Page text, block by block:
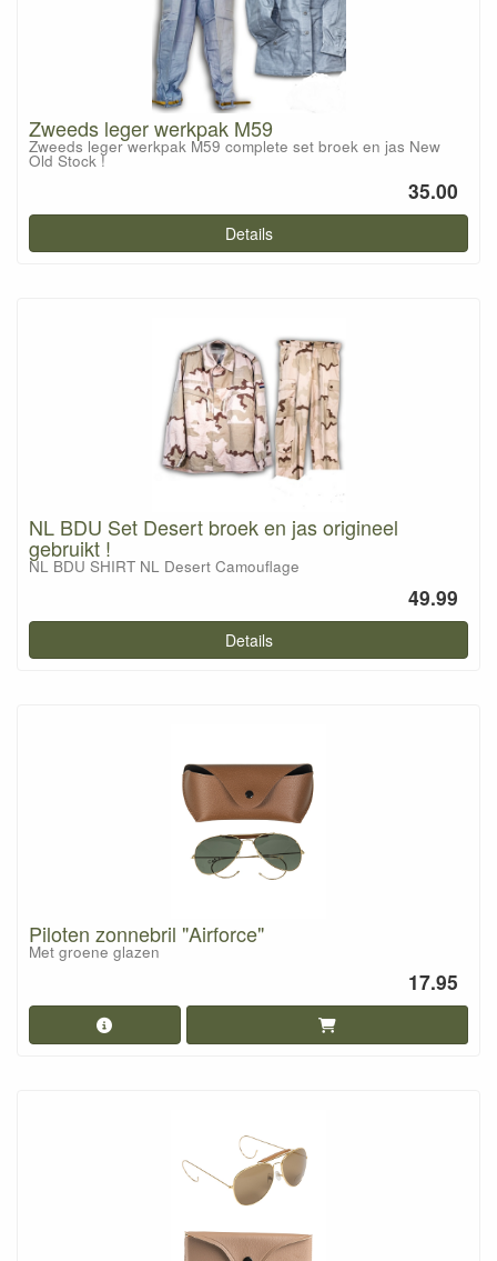
Zweeds leger werkpak M59
Zweeds leger werkpak M59 complete set broek en jas New
Old Stock !
35.00
Details
NL BDU Set Desert broek en jas origineel
gebruikt !
NL BDU SHIRT NL Desert Camouflage
49.99
Details
Piloten zonnebril "Airforce"
Met groene glazen
17.95